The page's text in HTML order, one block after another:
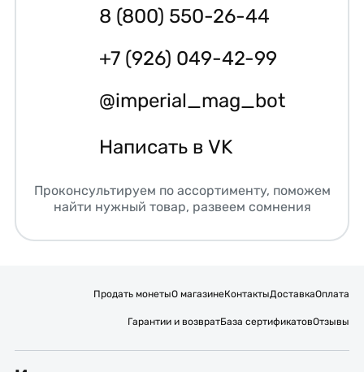
8 (800) 550-26-44
+7 (926) 049-42-99
@imperial_mag_bot
Написать в VK
Проконсультируем по ассортименту, поможем
найти нужный товар, развеем сомнения
Продать монетыО магазинеКонтактыДоставкаОплата
Гарантии и возвратБаза сертификатовОтзывы